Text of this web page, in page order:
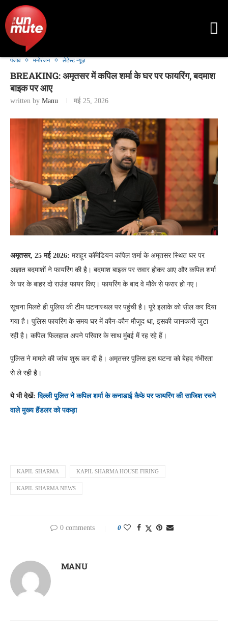
पंजाब मनोरंजन लेटेस्ट न्यूज़
BREAKING: अमृतसर में कपिल शर्मा के घर पर फायरिंग, बदमाश
बाइक पर आए
written by Manu मई 25, 2026
अमृतसर, 25 मई 2026: मशहूर कॉमेडियन कपिल शर्मा के अमृतसर स्थित घर पर
अज्ञात बदमाशों ने फायरिंग की है। बदमाश बाइक पर सवार होकर आए और कपिल शर्मा
के घर के बाहर दो राउंड फायर किए। फायरिंग के बाद वे मौके से फरार हो गए।
सूचना मिलते ही पुलिस की टीम घटनास्थल पर पहुंची है। पूरे इलाके को सील कर दिया
गया है। पुलिस फायरिंग के समय घर में कौन-कौन मौजूद था, इसकी जानकारी जुटा
रही है। कपिल फिलहाल अपने परिवार के साथ मुंबई में रह रहे हैं।
पुलिस ने मामले की जांच शुरू कर दी है। अमृतसर पुलिस इस घटना को बेहद गंभीरता
से ले रही है।
ये भी देखें:दिल्ली पुलिस ने कपिल शर्मा के कनाडाई कैफे पर फायरिंग की साजिश रचने
वाले मुख्य हैंडलर को पकड़ा
KAPIL SHARMA KAPIL SHARMA HOUSE FIRING
KAPIL SHARMA NEWS
0 comments 0
MANU